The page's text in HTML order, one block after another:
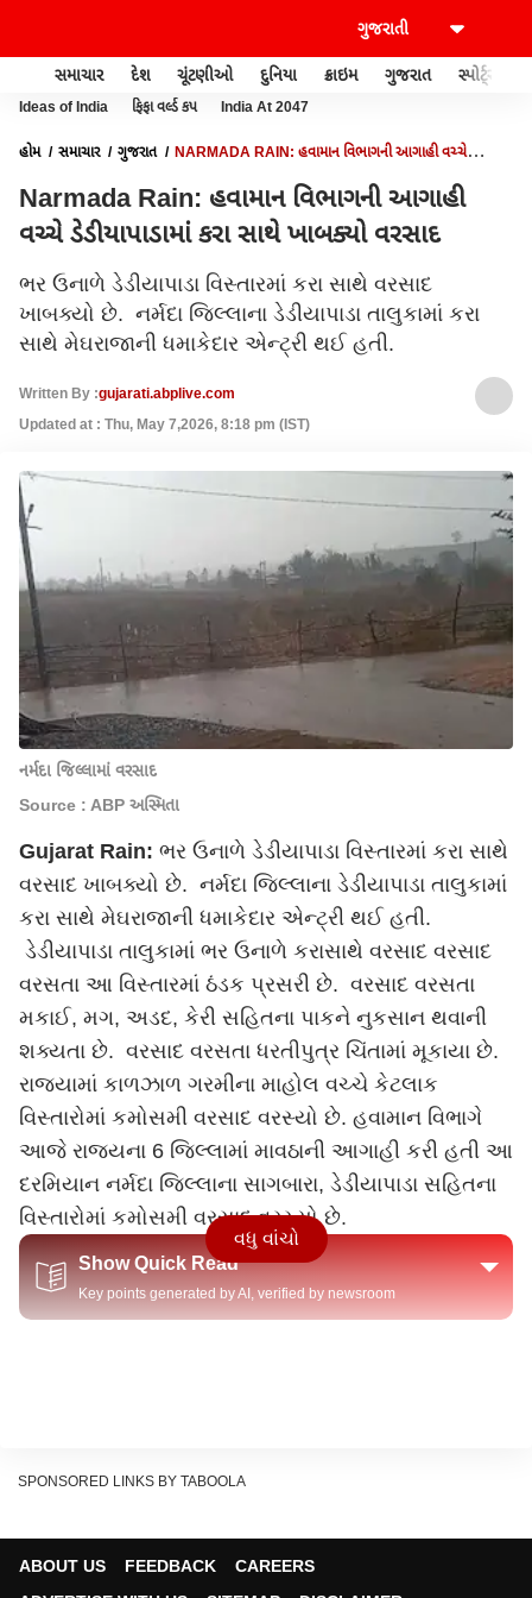
સમાચાર દેશ ચૂંટણીઓ દુનિયા ક્રાઇમ ગુજરાત સ્પોર્ટ્સ
Ideas of India ફિફા વર્લ્ડ કપ India At 2047
હોમ સમાચાર ગુજરાત
NARMADA RAIN: હવામાન વિભાગની આગાહી વચ્ચે
Narmada Rain: હવામાન વિભાગની આગાહી
વચ્ચે ડેડીયાપાડામાં કરા સાથે ખાબક્યો વરસાદ
ભર ઉનાળે ડેડીયાપાડા વિસ્તારમાં કરા સાથે વરસાદ
ખાબક્યો છે. નર્મદા જિલ્લાના ડેડીયાપાડા તાલુકામાં કરા
સાથે મેઘરાજાની ધમાકેદાર એન્ટ્રી થઈ હતી.
Written By :gujarati.abplive.com
Updated at : Thu, May 7,2026, 8:18 pm (IST)
નર્મદા જિલ્લામાં વરસાદ
Source : ABP અસ્મિતા
Gujarat Rain: ભર ઉનાળે ડેડીયાપાડા વિસ્તારમાં કરા સાથે
વરસાદ ખાબક્યો છે. નર્મદા જિલ્લાના ડેડીયાપાડા તાલુકામાં
કરા સાથે મેઘરાજાની ધમાકેદાર એન્ટ્રી થઈ હતી.
ડેડીયાપાડા તાલુકામાં ભર ઉનાળે કરાસાથે વરસાદ વરસાદ
વરસતા આ વિસ્તારમાં ઠંડક પ્રસરી છે. વરસાદ વરસતા
મકાઈ, મગ, અડદ, કેરી સહિતના પાકને નુકસાન થવાની
શક્યતા છે. વરસાદ વરસતા ધરતીપુત્ર ચિંતામાં મૂકાયા છે.
રાજ્યામાં કાળઝાળ ગરમીના માહોલ વચ્ચે કેટલાક
વિસ્તારોમાં કમોસમી વરસાદ વરસ્યો છે. હવામાન વિભાગે
આજે રાજ્યના 6 જિલ્લામાં માવઠાની આગાહી કરી હતી આ
દરમિયાન નર્મદા જિલ્લાના સાગબારા, ડેડીયાપાડા સહિતના
વિસ્તારોમાં કમોસમી વરસાદ વરસ્યો છે.
Show Quick Read
Key points generated by AI, verified by newsroom
વધુ વાંચો
SPONSORED LINKS BY TABOOLA
ABOUT US FEEDBACK
CAREERS